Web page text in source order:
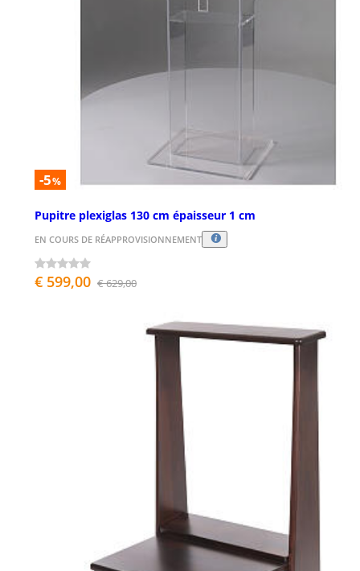
-5%
Pupitre plexiglas 130 cm épaisseur 1 cm
EN COURS DE RÉAPPROVISIONNEMENT
€ 599,00 € 629,00